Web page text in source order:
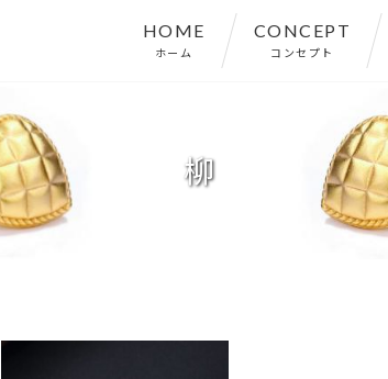
HOME
ホーム
CONCEPT
コンセプト
柳